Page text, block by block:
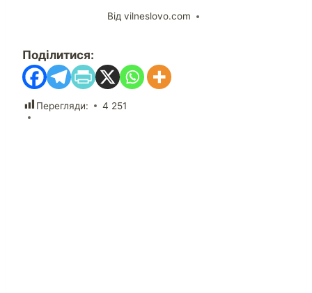
Від vilneslovo.com
Поділитися:
Перегляди: 4 251